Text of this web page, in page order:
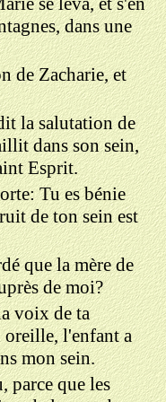
dans une
de Zacharie, et
la salutation de
dans son sein,
Esprit.
Tu es bénie
de ton sein est
que la mère de
de moi?
voix de ta
oreille, l'enfant a
mon sein.
parce que les